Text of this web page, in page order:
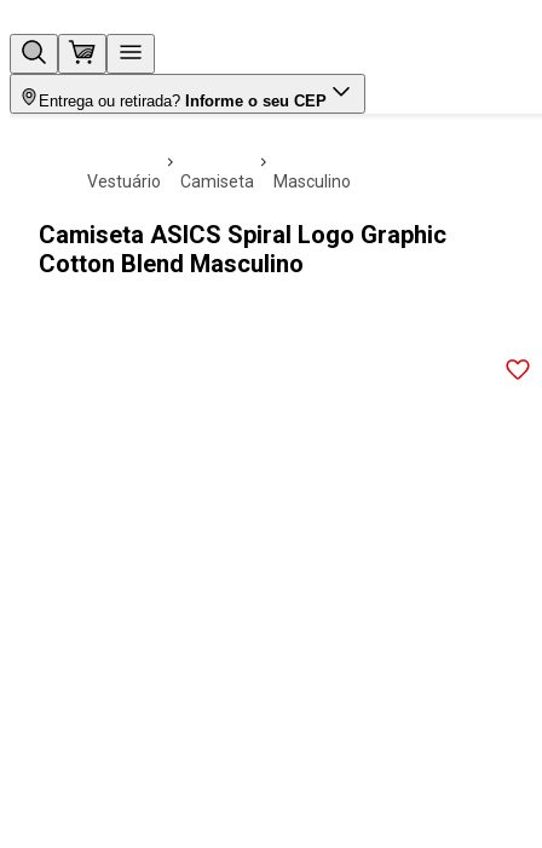
Entrega ou retirada? Informe o seu CEP
vestuário camiseta masculino
Camiseta ASICS Spiral Logo Graphic
Cotton Blend Masculino